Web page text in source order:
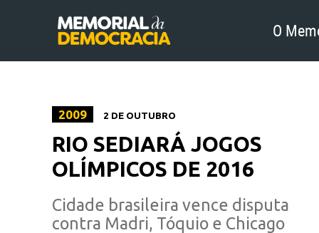
O
2009 2 DE OUTUBRO
RIO SEDIARÁ JOGOS
OLÍMPICOS DE 2016
Cidade brasileira vence disputa
contra Madri, Tóquio e Chicago